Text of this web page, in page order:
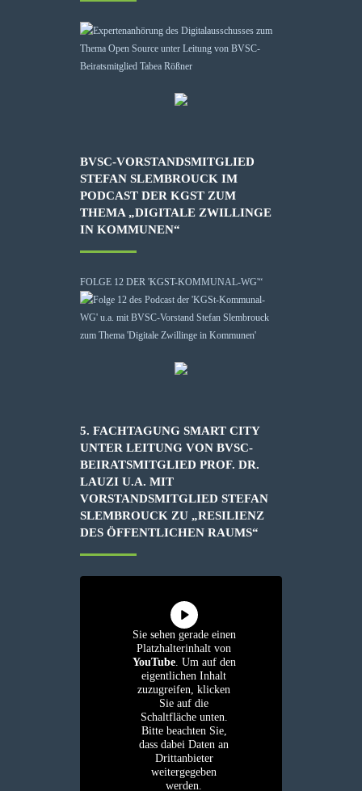
BVSC-VORSTANDSMITGLIED
STEFAN SLEMBROUCK IM
PODCAST DER KGST ZUM
THEMA „DIGITALE ZWILLINGE
IN KOMMUNEN“
FOLGE 12 DER 'KGST-KOMMUNAL-WG'“
5. FACHTAGUNG SMART CITY
UNTER LEITUNG VON BVSC-
BEIRATSMITGLIED PROF. DR.
LAUZI U.A. MIT
VORSTANDSMITGLIED STEFAN
SLEMBROUCK ZU „RESILIENZ
DES ÖFFENTLICHEN RAUMS“
Sie sehen gerade einen
Platzhalterinhalt von
YouTube. Um auf den
eigentlichen Inhalt
zuzugreifen, klicken
Sie auf die
Schaltfläche unten.
Bitte beachten Sie,
dass dabei Daten an
Drittanbieter
weitergegeben
werden.